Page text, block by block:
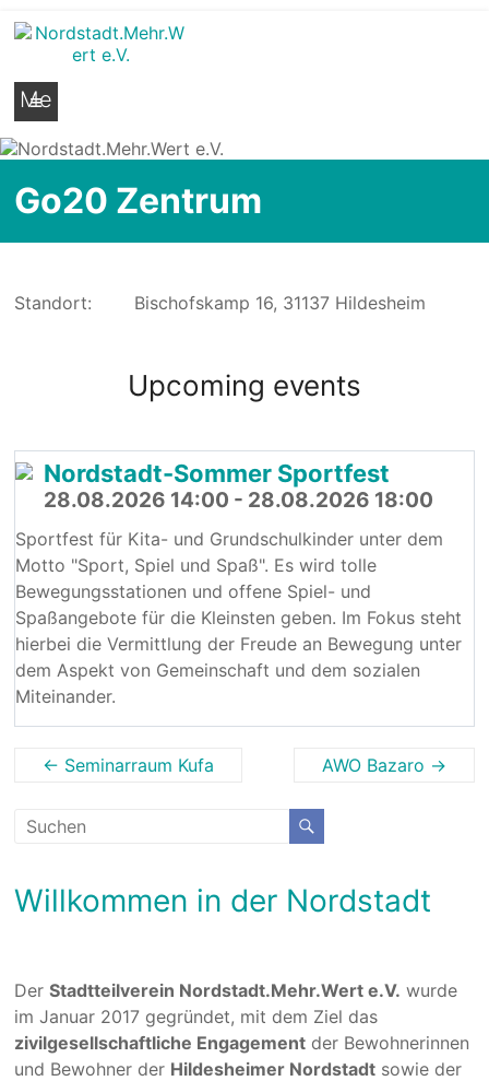
Nordstadt.Mehr.Wert e.V.
Stadtteilseite der Hildesheimer Nordstadt
Me
Go20 Zentrum
Standort: Bischofskamp 16, 31137 Hildesheim
Upcoming events
Nordstadt-Sommer Sportfest
28.08.2026 14:00 - 28.08.2026 18:00
Sportfest für Kita- und Grundschulkinder unter dem
Motto "Sport, Spiel und Spaß". Es wird tolle
Bewegungsstationen und offene Spiel- und
Spaßangebote für die Kleinsten geben. Im Fokus steht
hierbei die Vermittlung der Freude an Bewegung unter
dem Aspekt von Gemeinschaft und dem sozialen
Miteinander.
← Seminarraum Kufa AWO Bazaro →
Willkommen in der Nordstadt
DerStadtteilverein Nordstadt.Mehr.Wert e.V. wurde
im Januar 2017 gegründet, mit dem Ziel das
zivilgesellschaftliche Engagement der Bewohnerinnen
und Bewohner der Hildesheimer Nordstadt sowie der